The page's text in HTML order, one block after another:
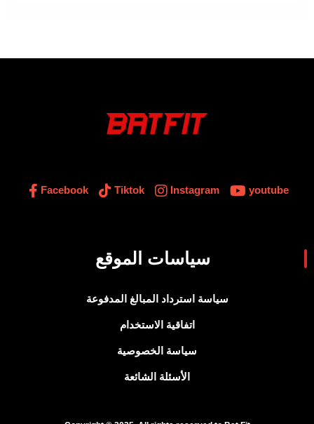
youtube
Instagram
Tiktok
Facebook
سياسات الموقع
سياسة استرداد المبالغ المدفوعة
اتفاقية الاستخدام
سياسة الخصوصية
الأسئلة الشائعة